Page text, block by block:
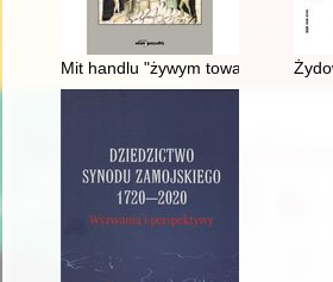
Mit handlu "żywym towarem" :